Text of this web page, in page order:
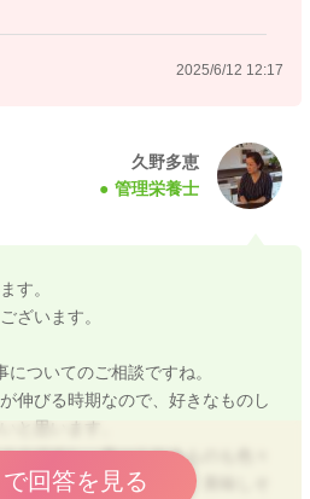
2025/6/12 12:17
久野多恵
管理栄養士
す。
ざいます。
ついてのご相談ですね。
伸びる時期なので、好きなものし
と思います。
うですし、食べられるものも色々
のはあまり気にせずに、美味しそ
回答を見る